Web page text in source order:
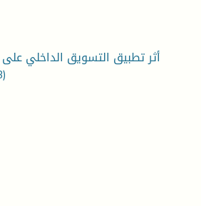
أثر تطبيق التسويق الداخلي على